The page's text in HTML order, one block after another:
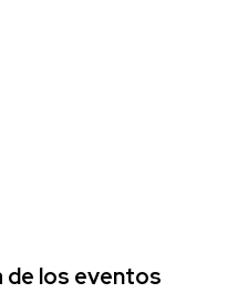
de los eventos